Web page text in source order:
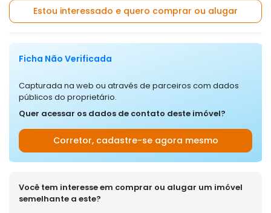
Estou interessado e quero comprar ou alugar
Ficha Não Verificada
Capturada na web ou através de parceiros com dados
públicos do proprietário.
Quer acessar os dados de contato deste imóvel?
Corretor, cadastre-se agora mesmo
Você tem interesse em comprar ou alugar um imóvel
semelhante a este?